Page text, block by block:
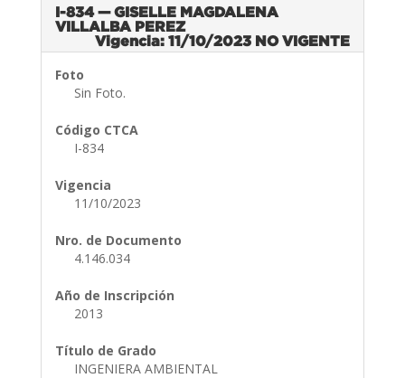
I-834 — GISELLE MAGDALENA
VILLALBA PEREZ
Vigencia: 11/10/2023 NO VIGENTE
Foto
Sin Foto.
Código CTCA
I-834
Vigencia
11/10/2023
Nro. de Documento
4.146.034
Año de Inscripción
2013
Título de Grado
INGENIERA AMBIENTAL